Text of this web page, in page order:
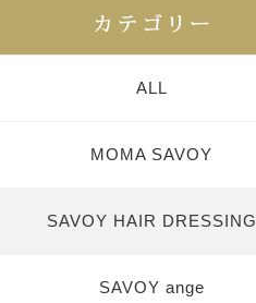
ALL
MOMA SAVOY
SAVOY HAIR DRESSING
SAVOY ange